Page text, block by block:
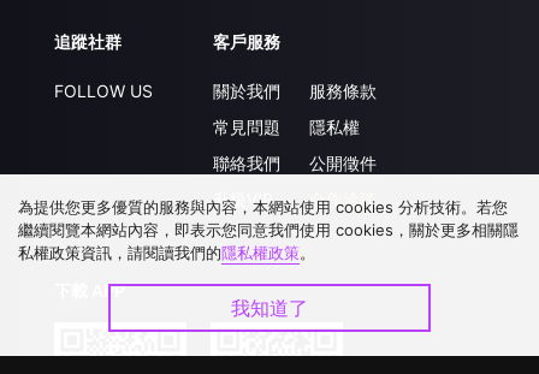
追蹤社群
FOLLOW US
客戶服務
關於我們
常見問題
聯絡我們
升級VIP
服務條款
隱私權
公開徵件
合作洽談
下載 APP
為提供您更多優質的服務與內容，本網站使用 cookies 分析技術。若您
繼續閱覽本網站內容，即表示您同意我們使用 cookies，關於更多相關隱
私權政策資訊，請閱讀我們的隱私權政策。
我知道了